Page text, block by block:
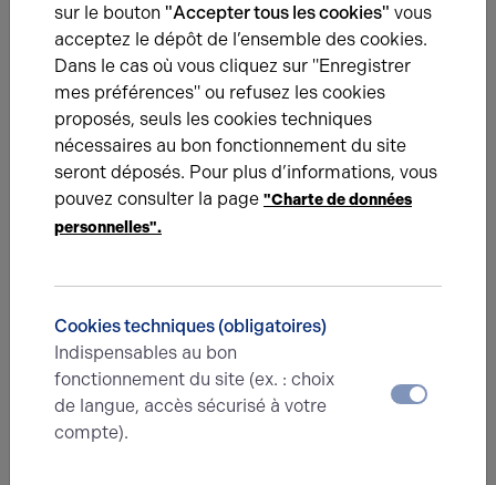
Prénom*
E-mail*
Message
sur le bouton "Accepter tous les cookies" vous
acceptez le dépôt de l’ensemble des cookies.
Dans le cas où vous cliquez sur "Enregistrer
mes préférences" ou refusez les cookies
proposés, seuls les cookies techniques
nécessaires au bon fonctionnement du site
seront déposés. Pour plus d’informations, vous
pouvez consulter la page "Charte de données
personnelles".
Cookies techniques (obligatoires)
Indispensables au bon
fonctionnement du site (ex. : choix
de langue, accès sécurisé à votre
compte).